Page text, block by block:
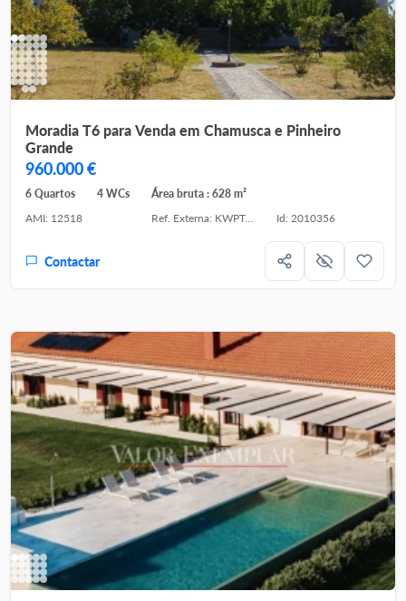
Moradia T6 para Venda em Chamusca e Pinheiro
Grande
960.000 €
6 Quartos 4 WCs
Área bruta : 628 m²
AMI: 12518
Ref. Externa: KWPT-035464 Id: 2010356
Contactar